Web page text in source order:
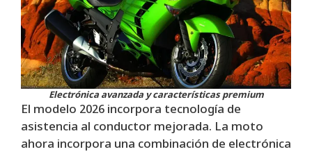
Electrónica avanzada y características premium
El modelo 2026 incorpora tecnología de
asistencia al conductor mejorada. La moto
ahora incorpora una combinación de electrónica